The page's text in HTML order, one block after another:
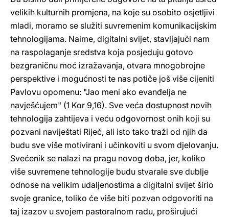
velikih kulturnih promjena, na koje su osobito osjetljivi
mladi, moramo se služiti suvremenim komunikacijskim
tehnologijama. Naime, digitalni svijet, stavljajući nam
na raspolaganje sredstva koja posjeduju gotovo
bezgraničnu moć izražavanja, otvara mnogobrojne
perspektive i mogućnosti te nas potiče još više cijeniti
Pavlovu opomenu: "Jao meni ako evanđelja ne
navješćujem" (1 Kor 9,16). Sve veća dostupnost novih
tehnologija zahtijeva i veću odgovornost onih koji su
pozvani naviještati Riječ, ali isto tako traži od njih da
budu sve više motivirani i učinkoviti u svom djelovanju.
Svećenik se nalazi na pragu novog doba, jer, koliko
više suvremene tehnologije budu stvarale sve dublje
odnose na velikim udaljenostima a digitalni svijet širio
svoje granice, toliko će više biti pozvan odgovoriti na
taj izazov u svojem pastoralnom radu, proširujući